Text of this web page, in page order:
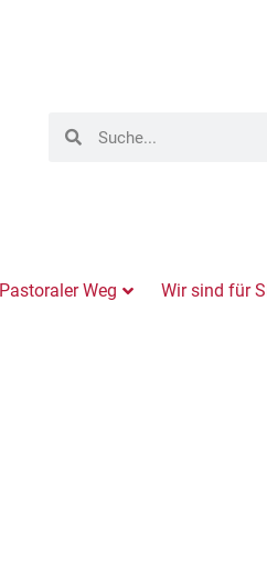
Pastoraler Weg Wir sind für